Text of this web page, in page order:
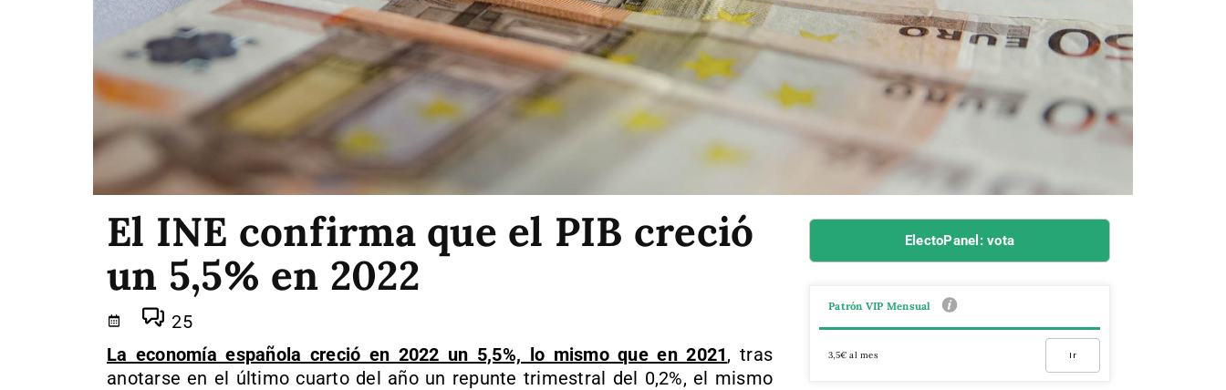
El INE confirma que el PIB creció
un 5,5% en 2022
25
La economía española creció en 2022 un 5,5%, lo mismo que en 2021, tras
anotarse en el último cuarto del año un repunte trimestral del 0,2%, el mismo
ElectoPanel: vota
Patrón VIP Mensual
3,5€ al mes Ir